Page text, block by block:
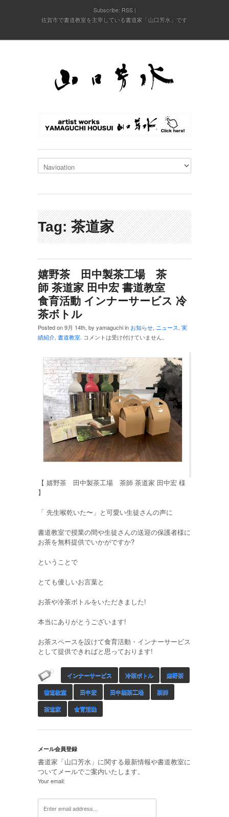
Subscribe: RSS
佐賀市で書道教室を主宰している書道家「山口芳水」です
Tag: 茶道家
嬉野茶 田中製茶工場 茶
師 茶道家 田中宏 書道教室
食育活動 インナーサービス 冷
茶ボトル
Posted on 9月 14th, by yamaguchi in お知らせ, ニュース, 実
績紹介, 書道教室. コメントは受け付けていません。
【 嬉野茶 田中製茶工場 茶師 茶道家 田中宏 様
】
「 先生喉乾いた〜」と可愛い生徒さんの声に
書道教室で授業の間や生徒さんの送迎の保護者様に
お茶を無料提供でいかがですか?
ということで
とても優しいお言葉と
お茶や冷茶ボトルをいただきました!
本当にありがとうございます!
お茶スペースを設けて食育活動・インナーサービス
として提供できればと思っております!
インナーサービス 冷茶ボトル 嬉野茶
書道教室 田中宏 田中製茶工場 茶師
茶道家 食育活動
メール会員登録
書道家「山口芳水」に関する最新情報や書道教室に
ついてメールでご案内いたします。
Your email: